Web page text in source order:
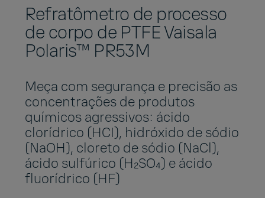
Refratômetro de processo
de corpo de PTFE Vaisala
Polaris™ PR53M
Meça com segurança e precisão as
concentrações de produtos
químicos agressivos: ácido
clorídrico (HCI), hidróxido de sódio
(NaOH), cloreto de sódio (NaCl),
ácido sulfúrico (H₂SO₄) e ácido
fluorídrico (HF)